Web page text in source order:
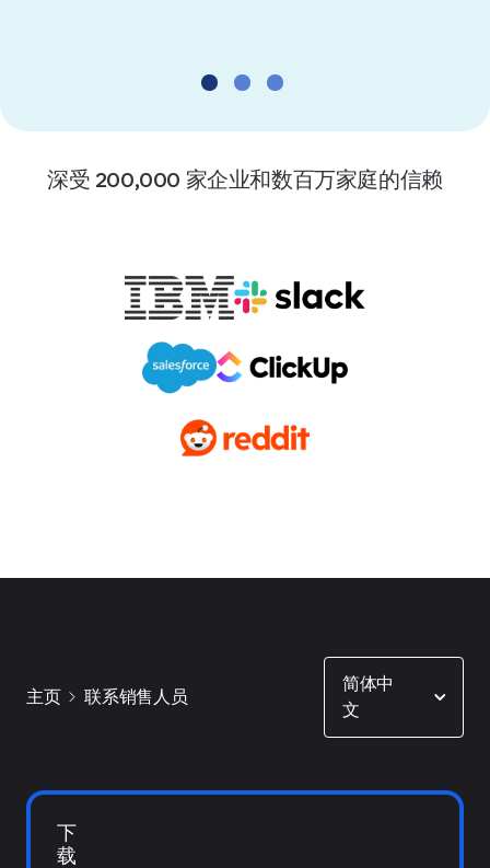
深受 200,000 家企业和数百万家庭的信赖
主页 联系销售人员
简体中
文
Show options
下
载